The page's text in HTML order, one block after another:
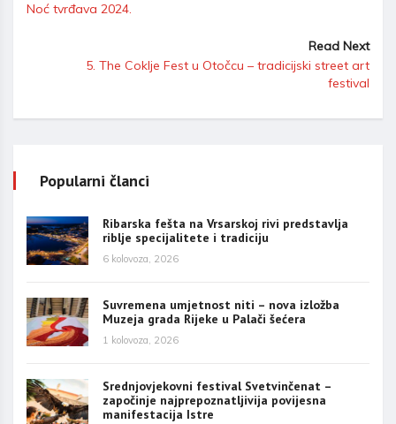
Noć tvrđava 2024.
Read Next
5. The Coklje Fest u Otočcu – tradicijski street art
festival
Popularni članci
Ribarska fešta na Vrsarskoj rivi predstavlja
riblje specijalitete i tradiciju
6 kolovoza, 2026
Suvremena umjetnost niti – nova izložba
Muzeja grada Rijeke u Palači šećera
1 kolovoza, 2026
Srednjovjekovni festival Svetvinčenat –
započinje najprepoznatljivija povijesna
manifestacija Istre